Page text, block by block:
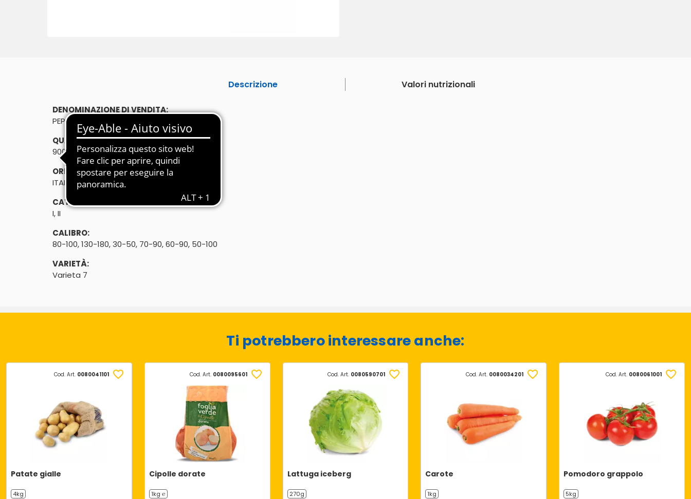
Descrizione Valori nutrizionali
DENOMINAZIONE DI VENDITA:
PEPERONI MISTI 900g
QUANTITÀ:
900g
ORIGINE:
ITALIA, VEDI ETICHETTA
CATEGORIA:
I, II
CALIBRO:
80-100, 130-180, 30-50, 70-90, 60-90, 50-100
VARIETÀ:
Varieta 7
Ti potrebbero interessare anche:
Cod. Art. 0080041101
Patate gialle
4kg
Cod. Art. 0080095601
Cipolle dorate
1kg ℮
Cod. Art. 0080590701
Lattuga iceberg
270g
Cod. Art. 0080034201
Carote
1kg
Cod. Art. 0080061001
Pomodoro grappolo
5kg